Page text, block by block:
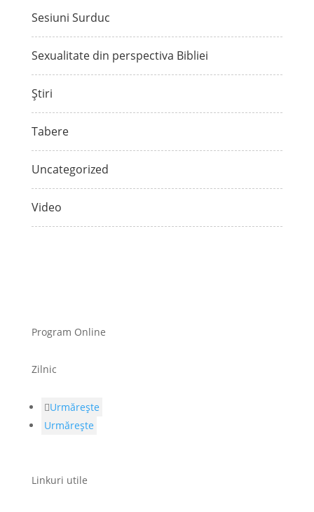
Sesiuni Surduc
Sexualitate din perspectiva Bibliei
Știri
Tabere
Uncategorized
Video
Program Online
Zilnic
Urmărește
Urmărește
Linkuri utile